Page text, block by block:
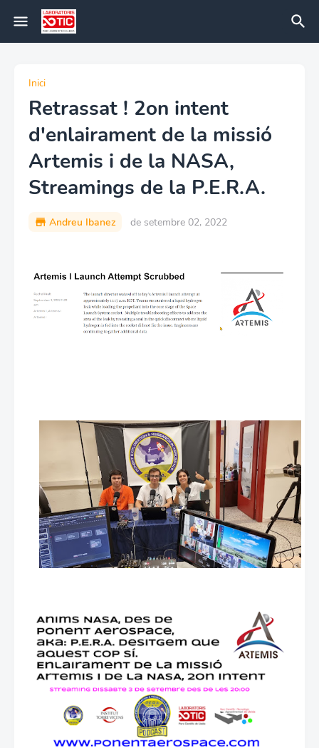
Inici
Retrassat ! 2on intent
d'enlairament de la missió
Artemis i de la NASA,
Streamings de la P.E.R.A.
Andreu Ibanez de setembre 02, 2022